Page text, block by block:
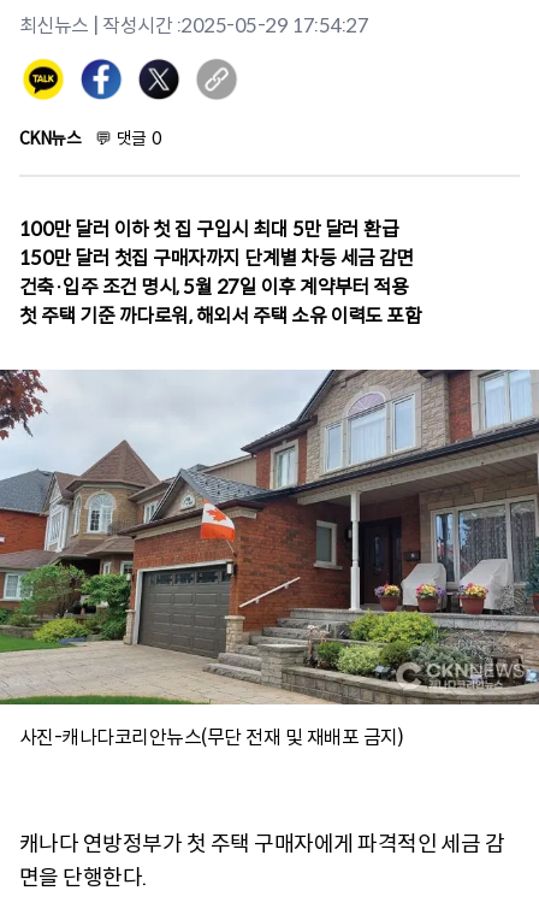
최신뉴스 | 작성시간 :2025-05-29 17:54:27
CKN뉴스 💬 댓글 0
100만 달러 이하 첫 집 구입시 최대 5만 달러 환급
150만 달러 첫집 구매자까지 단계별 차등 세금 감면
건축·입주 조건 명시, 5월 27일 이후 계약부터 적용
첫 주택 기준 까다로워, 해외서 주택 소유 이력도 포함
사진-캐나다코리안뉴스(무단 전재 및 재배포 금지)
캐나다 연방정부가 첫 주택 구매자에게 파격적인 세금 감
면을 단행한다.